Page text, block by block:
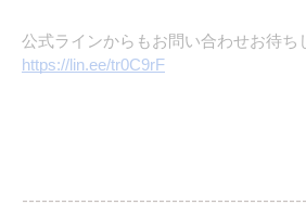
公式ラインからもお問い合わせお待ち
https://lin.ee/tr0C9rF